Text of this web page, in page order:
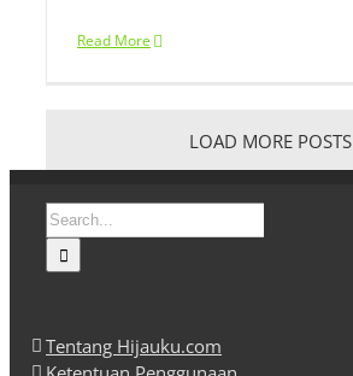
Read More
LOAD MORE POSTS
Search
for:
Tentang Hijauku.com